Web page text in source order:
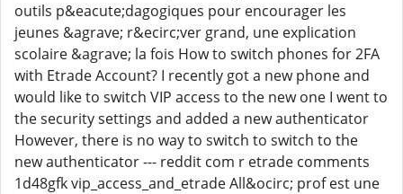
outils p&eacute;dagogiques pour encourager les
jeunes &agrave; r&ecirc;ver grand, une explication
scolaire &agrave; la fois How to switch phones for 2FA
with Etrade Account? I recently got a new phone and
would like to switch VIP access to the new one I went to
the security settings and added a new authenticator
However, there is no way to switch to switch to the
new authenticator --- reddit com r etrade comments
1d48gfk vip_access_and_etrade All&ocirc; prof est une